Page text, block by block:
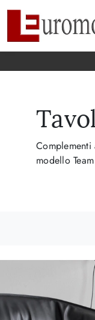
modello